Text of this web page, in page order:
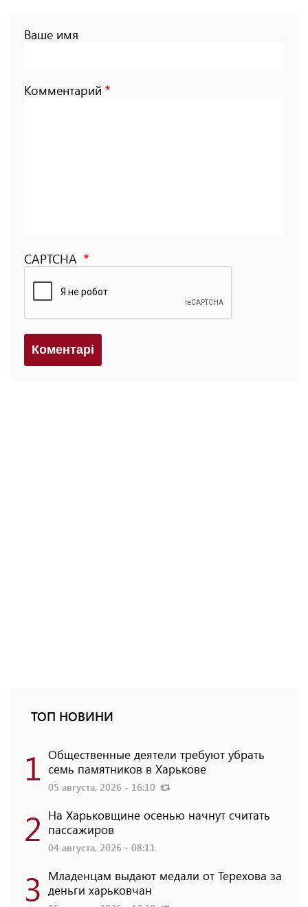
Ваше имя
Комментарий
CAPTCHA
Коментарi
ТОП НОВИНИ
1 Общественные деятели требуют убрать
семь памятников в Харькове
05 августа, 2026 - 16:10
2 На Харьковщине осенью начнут считать
пассажиров
04 августа, 2026 - 08:11
3 Младенцам выдают медали от Терехова за
деньги харьковчан